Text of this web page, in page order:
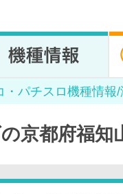
・パチスロ機種情報
京都府福知